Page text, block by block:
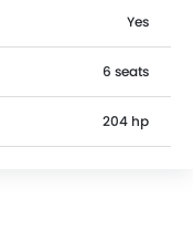
Yes
6 seats
204 hp